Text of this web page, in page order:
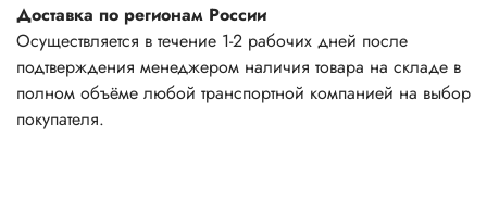
Доставка по регионам России
Осуществляется в течение 1-2 рабочих дней после
подтверждения менеджером наличия товара на складе в
полном объёме любой транспортной компанией на выбор
покупателя.